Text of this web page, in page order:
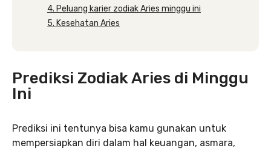
4. Peluang karier zodiak Aries minggu ini
5. Kesehatan Aries
Prediksi Zodiak Aries di Minggu
Ini
Prediksi ini tentunya bisa kamu gunakan untuk
mempersiapkan diri dalam hal keuangan, asmara,